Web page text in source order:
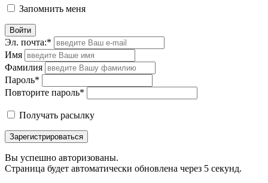
Запомнить меня
Войти
Эл. почта:*
Имя
Фамилия
Пароль*
Повторите пароль*
Получать расылку
Зарегистрироваться
Вы успешно авторизованы.
Страница будет автоматически обновлена через 5 секунд.